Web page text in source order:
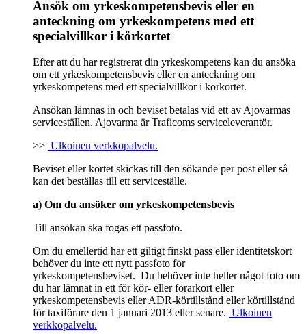
Ansök om yrkeskompetensbevis eller en
anteckning om yrkeskompetens med ett
specialvillkor i körkortet
Efter att du har registrerat din yrkeskompetens kan du ansöka
om ett yrkeskompetensbevis eller en anteckning om
yrkeskompetens med ett specialvillkor i körkortet.
Ansökan lämnas in och beviset betalas vid ett av Ajovarmas
serviceställen. Ajovarma är Traficoms serviceleverantör.
>> Ulkoinen verkkopalvelu.
Beviset eller kortet skickas till den sökande per post eller så
kan det beställas till ett serviceställe.
a) Om du ansöker om yrkeskompetensbevis
Till ansökan ska fogas ett passfoto.
Om du emellertid har ett giltigt finskt pass eller identitetskort
behöver du inte ett nytt passfoto för
yrkeskompetensbeviset. Du behöver inte heller något foto om
du har lämnat in ett för kör- eller förarkort eller
yrkeskompetensbevis eller ADR-körtillstånd eller körtillstånd
för taxiförare den 1 januari 2013 eller senare. Ulkoinen
verkkopalvelu.